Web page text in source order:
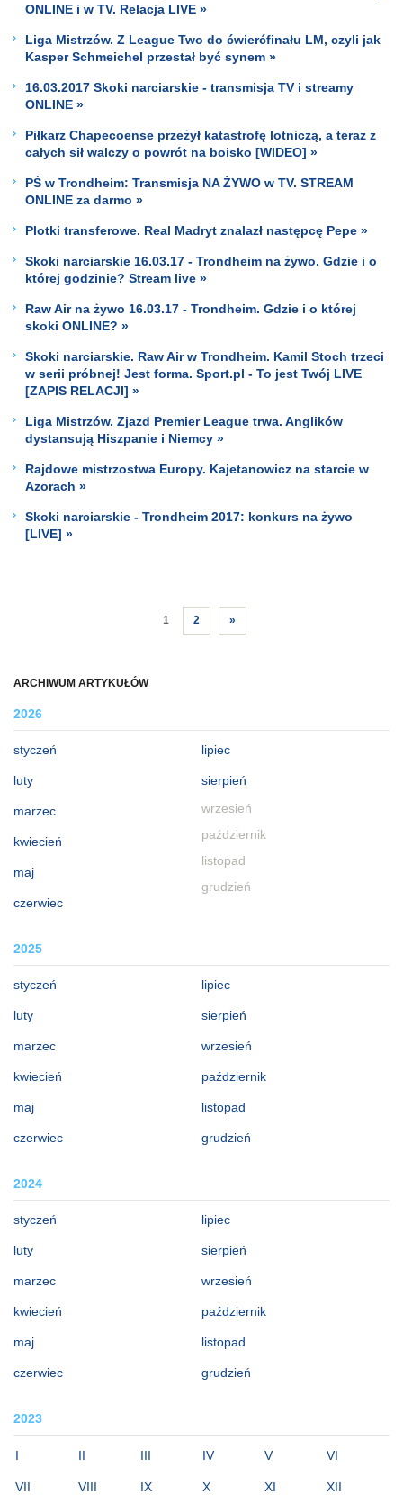
ARCHIWUM ARTYKUŁÓW
2026
styczeń
luty
marzec
kwiecień
maj
czerwiec
lipiec
sierpień
wrzesień
październik
listopad
grudzień
2025
styczeń
luty
marzec
kwiecień
maj
czerwiec
lipiec
sierpień
wrzesień
październik
listopad
grudzień
2024
styczeń
luty
marzec
kwiecień
maj
czerwiec
lipiec
sierpień
wrzesień
październik
listopad
grudzień
2023
I II III IV V VI
VII VIII IX X XI XII
ONLINE i w TV. Relacja LIVE »
Liga Mistrzów. Z League Two do ćwierćfinału LM, czyli jak
Kasper Schmeichel przestał być synem »
16.03.2017 Skoki narciarskie - transmisja TV i streamy
ONLINE »
Piłkarz Chapecoense przeżył katastrofę lotniczą, a teraz z
całych sił walczy o powrót na boisko [WIDEO] »
PŚ w Trondheim: Transmisja NA ŻYWO w TV. STREAM
ONLINE za darmo »
Plotki transferowe. Real Madryt znalazł następcę Pepe »
Skoki narciarskie 16.03.17 - Trondheim na żywo. Gdzie i o
której godzinie? Stream live »
Raw Air na żywo 16.03.17 - Trondheim. Gdzie i o której
skoki ONLINE? »
Skoki narciarskie. Raw Air w Trondheim. Kamil Stoch trzeci
w serii próbnej! Jest forma. Sport.pl - To jest Twój LIVE
[ZAPIS RELACJI] »
Liga Mistrzów. Zjazd Premier League trwa. Anglików
dystansują Hiszpanie i Niemcy »
Rajdowe mistrzostwa Europy. Kajetanowicz na starcie w
Azorach »
Skoki narciarskie - Trondheim 2017: konkurs na żywo
[LIVE] »
1 2 »